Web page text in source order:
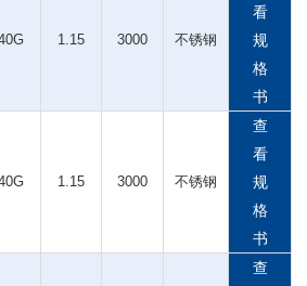
1.15 3000 不锈钢
看
规
格
书
1.15 3000 不锈钢
查
看
规
格
书
查